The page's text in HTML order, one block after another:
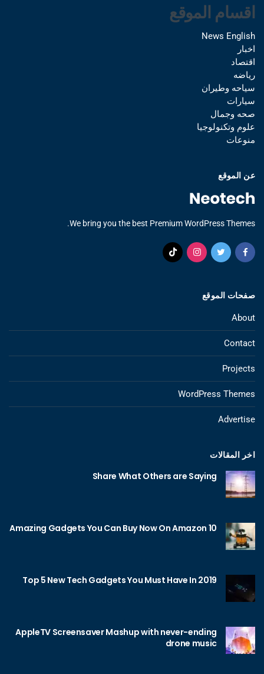
اقسام الموقع
News English
اخبار
اقتصاد
رياضه
سياحه وطيران
سيارات
صحه وجمال
علوم وتكنولوجيا
منوعات
عن الموقع
We bring you the best Premium WordPress Themes.
صفحات الموقع
About
Contact
Projects
WordPress Themes
Advertise
اخر المقالات
Share What Others are Saying
10 Amazing Gadgets You Can Buy Now On Amazon
Top 5 New Tech Gadgets You Must Have In 2019
AppleTV Screensaver Mashup with never-ending
drone music